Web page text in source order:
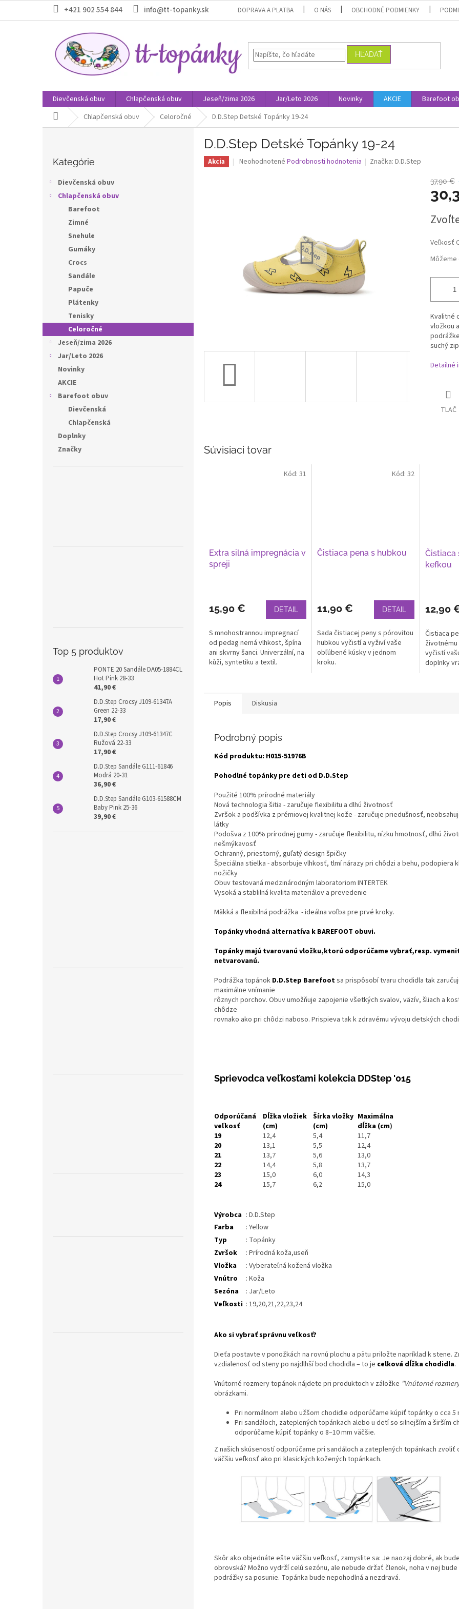
obsah
+421 902 554 844 info@tt-topanky.sk DOPRAVA A PLATBA O NÁS OBCHODNÉ PODMIENKY
HĽADAŤ
Dievčenská obuv Chlapčenská obuv Jeseň/zima 2026 Jar/Leto 2026 Novinky AKCIE Barefoot
Domov Chlapčenská obuv Celoročné D.D.Step Detské Topánky 19-24
kategórie
Kategórie
Dievčenská obuv
Chlapčenská obuv
Barefoot
Zimné
Snehule
Gumáky
Crocs
Sandále
Papuče
Plátenky
Tenisky
Celoročné
Jeseň/zima 2026
Jar/Leto 2026
Novinky
AKCIE
Barefoot obuv
Dievčenská
Chlapčenská
Doplnky
Značky
Top 5 produktov
PONTE 20 Sandále DA05-1884CL
Hot Pink 28-33
41,90 €
D.D.Step Crocsy J109-61347A
Green 22-33
17,90 €
D.D.Step Crocsy J109-61347C
Ružová 22-33
17,90 €
D.D.Step Sandále G111-61846
Modrá 20-31
36,90 €
D.D.Step Sandále G103-61588CM
Baby Pink 25-36
39,90 €
D.D.Step Detské Topánky 19-24
Akcia
Priemerné
Neohodnotené Podrobnosti hodnotenia Značka:D.D.Step
37,90 €
cena:
Veľkosť
Kvalitné
vložkou
suchý
Detailné
TLAČ
Súvisiaci tovar
Extra silná impregnácia v
spreji
15,90 € DETAIL
S mnohostrannou impregnací
od pedag nemá vlhkost, špína
ani skvrny šanci. Univerzální, na
kůži, syntetiku a textil.
Kód: 31
Čistiaca pena s hubkou
11,90 € DETAIL
Sada čistiacej peny s pórovitou
hubkou vyčistí a vyživí vaše
obľúbené kúsky v jednom
kroku.
Kód: 32
Čistiaca
kefkou
12,90
Čistiaca
vyčistí
doplnky
Popis Diskusia
Podrobný popis
Kód produktu: H015-51976B
Pohodlné topánky pre deti od D.D.Step
Použité 100% prírodné materiály
Nová technologia šitia - zaručuje flexibilitu a dlhú životnosť
Zvršok a podšívka z prémiovej kvalitnej kože - zaručuje priedušnosť,
látky
Podošva z 100% prírodnej gumy - zaručuje flexibilitu, nízku hmotnosť, dlhú
nešmýkavosť
Ochranný, priestorný, guľatý design špičky
Špeciálna stielka - absorbuje vlhkosť, tlmí nárazy pri chôdzi a behu, podopiera
nožičky
Obuv testovaná medzinárodným laboratoriom INTERTEK
Vysoká a stablilná kvalita materiálov a prevedenie
Mäkká a flexibilná podrážka - ideálna voľba pre prvé kroky.
Topánky vhodná alternatíva k BAREFOOT obuvi.
Topánky majú tvarovanú vložku,ktorú odporúčame vybrať,resp.
netvarovanú.
Podrážka topánok D.D.Step Barefootsa prispôsobí tvaru chodidla tak
maximálne vnímanie
rôznych porchov. Obuv umožňuje zapojenie všetkých svalov, väzív, šliach a
chôdze
rovnako ako pri chôdzi naboso. Prispieva tak k zdravému vývoju detských
Sprievodca veľkosťami kolekcia DDStep '015
Odporúčaná
veľkosť
19
20
21
22
23
24
Dĺžka vložiek
(cm)
12,4
13,1
13,7
14,4
15,0
15,7
Šírka vložky
(cm)
5,4
5,5
5,6
5,8
6,0
6,2
Maximálna
dĺžka (cm)
11,7
12,4
13,0
13,7
14,3
15,0
Výrobca : D.D.Step
Farba
: Yellow
Typ
: Topánky
Zvršok
: Prírodná koža,useň
Vložka
: Vyberateľná kožená vložka
Vnútro
: Koža
Sezóna
: Jar/Leto
Veľkosti : 19,20,21,22,23,24
Ako si vybrať správnu veľkosť?
Dieťa postavte v ponožkách na rovnú plochu a pätu priložte napríklad k stene.
vzdialenosť od steny po najdlhší bod chodidla – to je celková dĺžka chodidla.
Vnútorné rozmery topánok nájdete pri produktoch v záložke "Vnútorné
obrázkami.
Pri normálnom alebo užšom chodidle odporúčame kúpiť topánky o cca 5
Pri sandáloch, zateplených topánkach alebo u detí so silnejším a širším
odporúčame kúpiť topánky o 8–10 mm väčšie.
Z našich skúseností odporúčame pri sandáloch a zateplených topánkach zvoliť
väčšiu veľkosť ako pri klasických kožených topánkach.
Skôr ako objednáte ešte väčšiu veľkosť, zamyslite sa: Je naozaj dobré, ak
obrovská? Možno vydrží celú sezónu, ale nebude držať členok, noha v nej
podrážky sa posunie. Topánka bude nepohodlná a nezdravá.